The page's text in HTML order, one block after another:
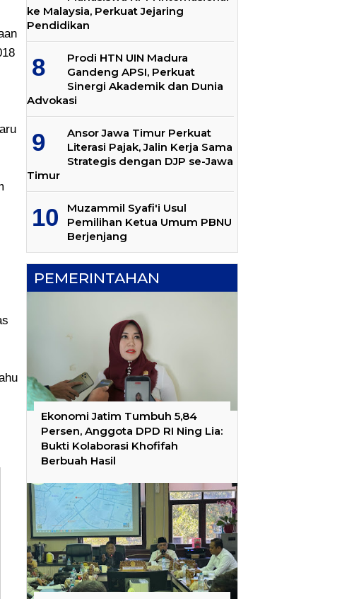
ke Malaysia, Perkuat Jejaring
Pendidikan
Prodi HTN UIN Madura
Gandeng APSI, Perkuat
Sinergi Akademik dan Dunia
Advokasi
Ansor Jawa Timur Perkuat
Literasi Pajak, Jalin Kerja Sama
Strategis dengan DJP se-Jawa
Timur
Muzammil Syafi'i Usul
Pemilihan Ketua Umum PBNU
Berjenjang
PEMERINTAHAN
Ekonomi Jatim Tumbuh 5,84
Persen, Anggota DPD RI Ning Lia:
Bukti Kolaborasi Khofifah
Berbuah Hasil